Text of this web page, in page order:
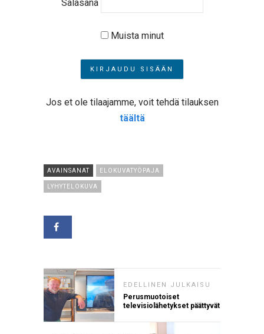
Salasana
Muista minut
Jos et ole tilaajamme, voit tehdä tilauksen
täältä
AVAINSANAT ELOKUVATYÖPAJA
LYHYTELOKUVA
EDELLINEN JULKAISU
Perusmuotoiset
televisiolähetykset päättyvät